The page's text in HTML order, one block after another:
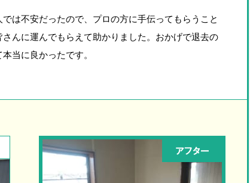
は不安だったので、プロの方に手伝ってもらうこと
んに運んでもらえて助かりました。おかげで退去の
当に良かったです。
アフター